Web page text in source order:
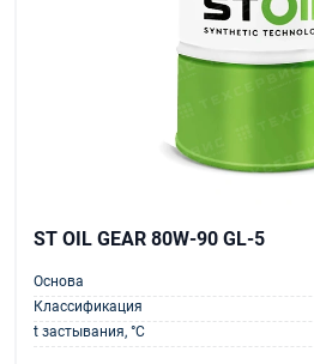
ST OIL GEAR 80W-90 GL-5
Основа
Классификация
t застывания, °С